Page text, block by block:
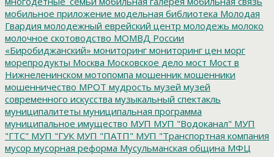
мобильное приложение модельная библиотека Молодая
Гвардия молодежный еврейский центр молодежь молоко
молочное скотоводство МОМВД России
«Биробиджанский» мониторинг мониторинг цен морг
морепродукты Москва Московское дело мост Мост в
Нижнеленинском мотопомпа мошенник мошенники
мошенничество МРОТ мудрость музей музей
современного искусства музыкальный спектакль
муниципалитеты муниципальная программа
муниципальное имущество МУП МУП "Водоканал" МУП
"ГТС" МУП "ГУК МУП "ПАТП" МУП "Транспортная компания
мусор мусорная реформа Мусульманская община МФЦ